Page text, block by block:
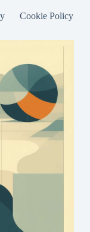
Cookie Policy